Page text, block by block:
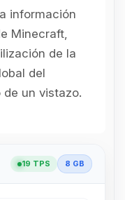
información
Minecraft,
de la
del
un vistazo.
19 TPS 8 GB
quien